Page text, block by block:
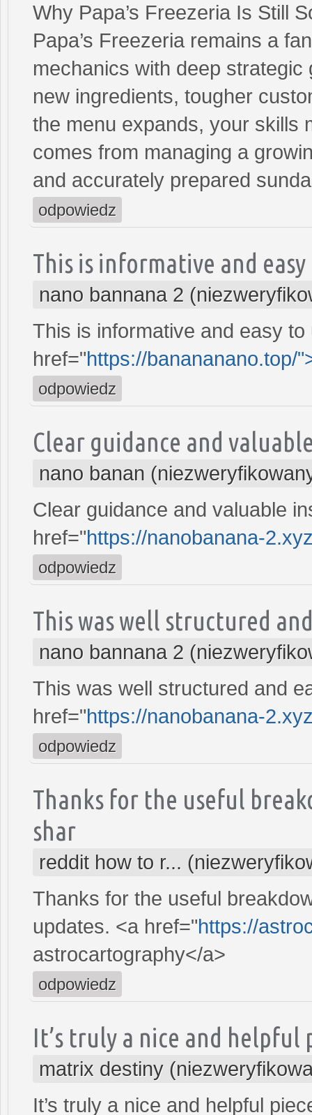
Why Papa’s Freezeria Is Still
Papa’s Freezeria remains a
mechanics with deep
new ingredients, tougher
the menu expands, your skills
comes from managing a
and accurately prepared
odpowiedz
This is informative and
nano bannana 2
This is informative and easy
href="https://banananano.top/
odpowiedz
Clear guidance and
nano banan
Clear guidance and valuable
href="https://nanobanana-
odpowiedz
This was well structured
nano bannana 2
This was well structured and
href="https://nanobanana-
odpowiedz
Thanks for the useful
shar
reddit how to r...
Thanks for the useful
updates. <a href="https://
astrocartography</a>
odpowiedz
It’s truly a nice and helpful
matrix destiny
It’s truly a nice and helpful